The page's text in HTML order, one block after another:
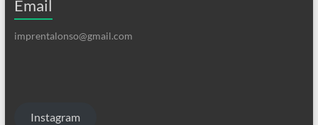
Email
imprentalonso@gmail.com
Instagram